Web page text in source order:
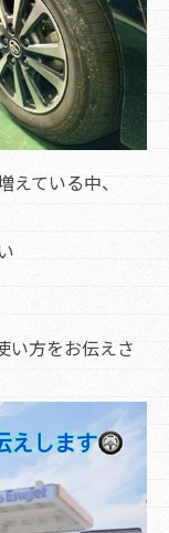
ている中、
い方をお伝えさ